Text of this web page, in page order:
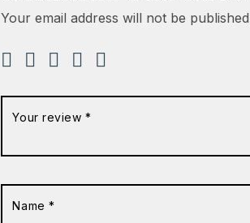
Your email address will not be